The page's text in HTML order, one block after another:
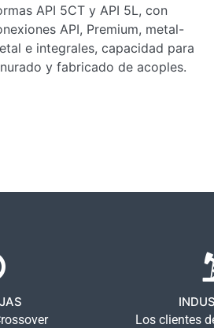
API 5CT y API 5L, con
API, Premium, metal-
e integrales, capacidad para
y fabricado de acoples.
Los clientes